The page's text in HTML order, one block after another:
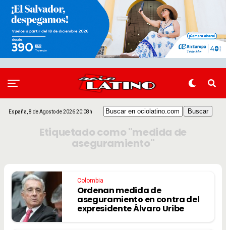
España, 8 de Agosto de 2026 20:08h
Etiquetado como "medida de
aseguramiento"
Colombia
Ordenan medida de
aseguramiento en contra del
expresidente Álvaro Uribe